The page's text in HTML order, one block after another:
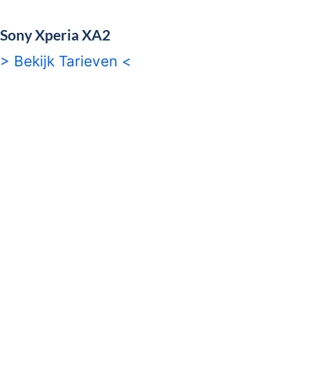
Sony Xperia XA2
> Bekijk Tarieven <